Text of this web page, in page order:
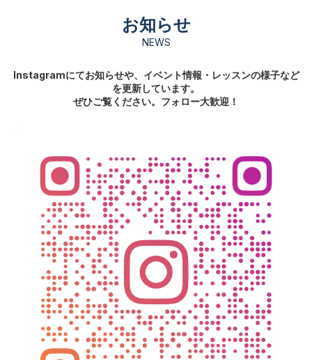
お知らせ
NEWS
Instagramにてお知らせや、イベント情報・レッスンの様子など
を更新しています。
ぜひご覧ください。フォロー大歓迎！